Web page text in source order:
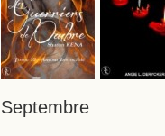
Septembre